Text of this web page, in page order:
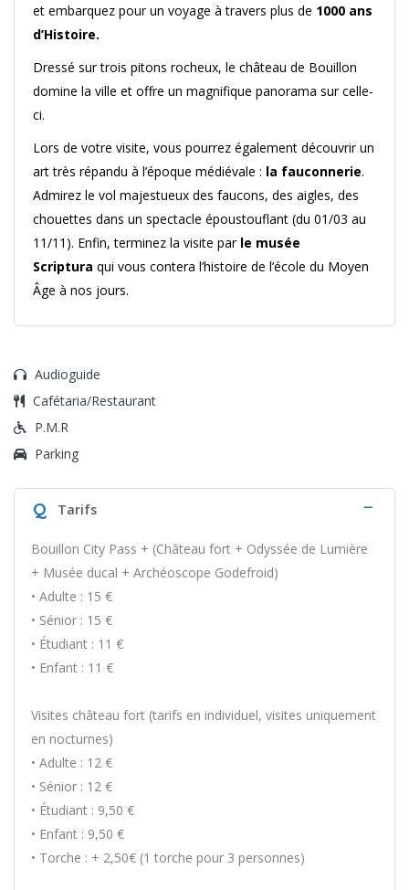
et embarquez pour un voyage à travers plus de 1000 ans
d’Histoire.
Dressé sur trois pitons rocheux, le château de Bouillon
domine la ville et offre un magnifique panorama sur celle-
ci.
Lors de votre visite, vous pourrez également découvrir un
art très répandu à l’époque médiévale : la fauconnerie.
Admirez le vol majestueux des faucons, des aigles, des
chouettes dans un spectacle époustouflant (du 01/03 au
11/11). Enfin, terminez la visite par le musée
Scriptura qui vous contera l’histoire de l’école du Moyen
Âge à nos jours.
Audioguide
Cafétaria/Restaurant
P.M.R
Parking
Q Tarifs
Bouillon City Pass + (Château fort + Odyssée de Lumière
+ Musée ducal + Archéoscope Godefroid)
• Adulte : 15 €
• Sénior : 15 €
• Étudiant : 11 €
• Enfant : 11 €
Visites château fort (tarifs en individuel, visites uniquement
en nocturnes)
• Adulte : 12 €
• Sénior : 12 €
• Étudiant : 9,50 €
• Enfant : 9,50 €
• Torche : + 2,50€ (1 torche pour 3 personnes)